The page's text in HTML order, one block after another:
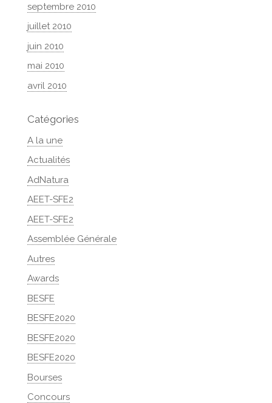
septembre 2010
juillet 2010
juin 2010
mai 2010
avril 2010
Catégories
A la une
Actualités
AdNatura
AEET-SFE2
AEET-SFE2
Assemblée Générale
Autres
Awards
BESFE
BESFE2020
BESFE2020
BESFE2020
Bourses
Concours